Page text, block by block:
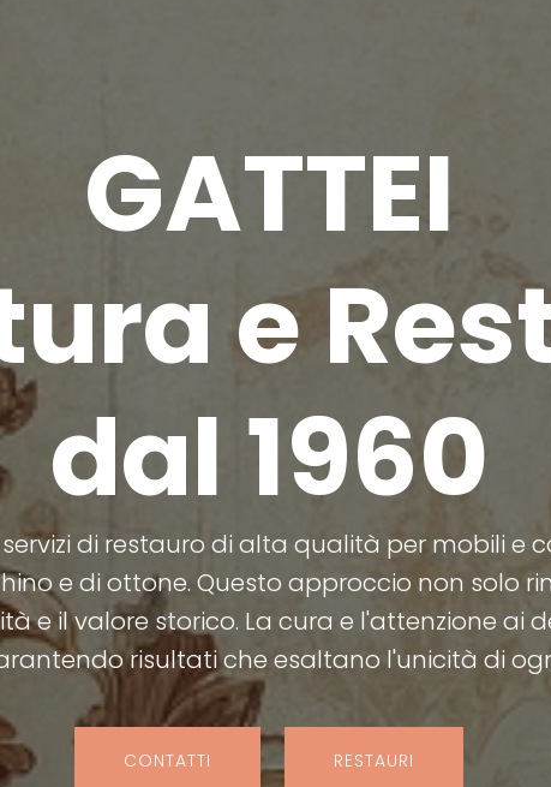
GATTEI
e
dal 1960
di restauro di alta qualità per mobili e
e di ottone. Questo approccio non solo
e il valore storico. La cura e l'attenzione ai
risultati che esaltano l'unicità di
CONTATTI RESTAURI